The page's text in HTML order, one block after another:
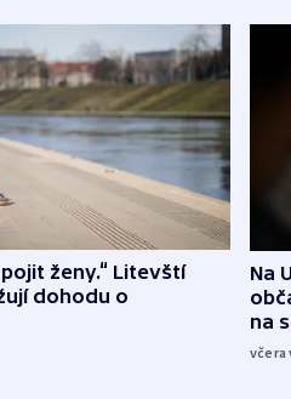
ženy.“ Litevští
dohodu o
Na
na
včera